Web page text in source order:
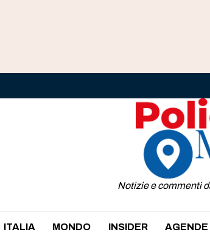
Notizie e commenti
ITALIA MONDO INSIDER AGENDE